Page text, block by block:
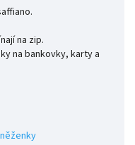
na zip.
na bankovky, karty a